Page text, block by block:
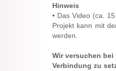
Hinweis
• Das Video (ca.
Projekt kann mit
werden.
Wir versuchen
Verbindung zu